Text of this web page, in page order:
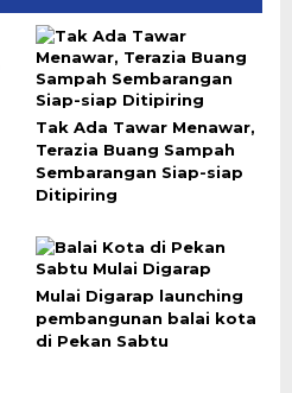
Tak Ada Tawar Menawar,
Terazia Buang Sampah
Sembarangan Siap-siap
Ditipiring
Mulai Digarap launching
pembangunan balai kota
di Pekan Sabtu